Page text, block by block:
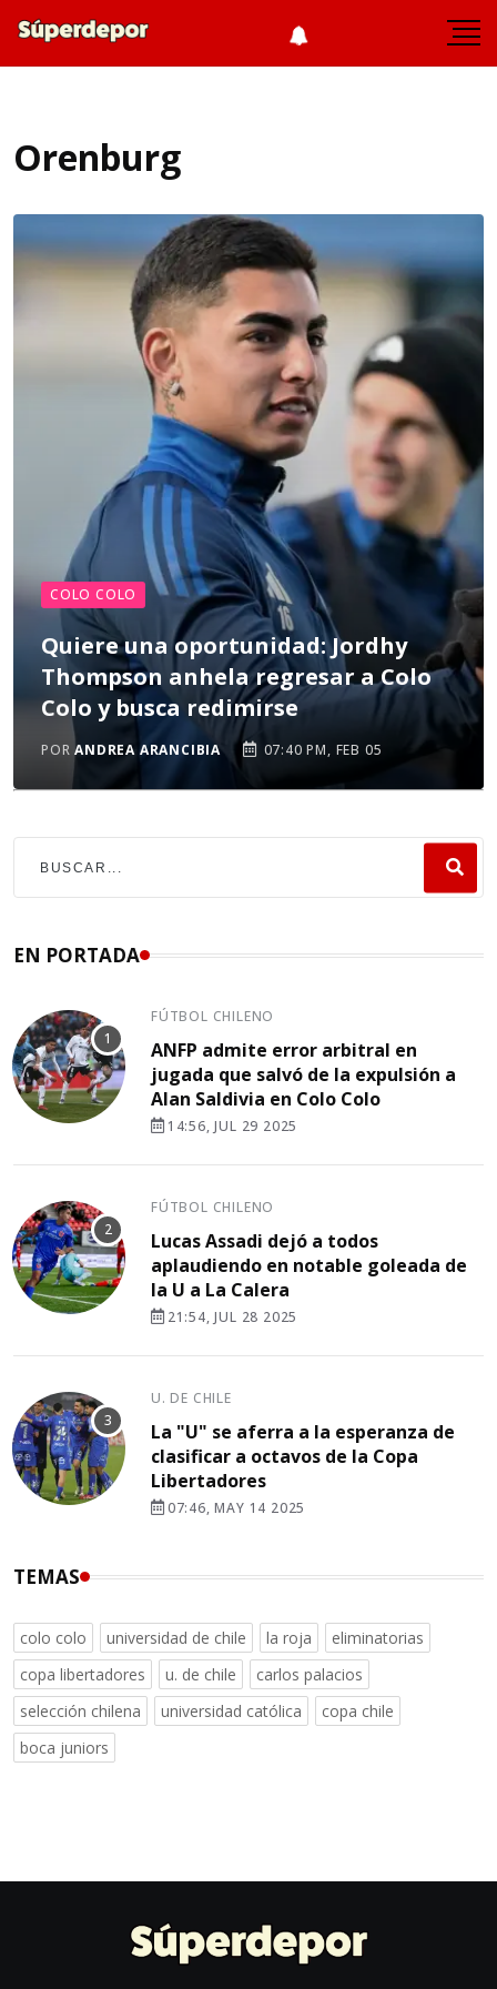
Orenburg
COLO COLO
Quiere una oportunidad: Jordhy
Thompson anhela regresar a Colo
Colo y busca redimirse
PORANDREA ARANCIBIA 07:40 PM, FEB 05
EN PORTADA
FÚTBOL CHILENO
ANFP admite error arbitral en
jugada que salvó de la expulsión a
Alan Saldivia en Colo Colo
14:56, JUL 29 2025
FÚTBOL CHILENO
Lucas Assadi dejó a todos
aplaudiendo en notable goleada de
la U a La Calera
21:54, JUL 28 2025
U. DE CHILE
La "U" se aferra a la esperanza de
clasificar a octavos de la Copa
Libertadores
07:46, MAY 14 2025
TEMAS
colo colo universidad de chile la roja
eliminatorias
copa libertadores
u. de chile
carlos palacios
selección chilena
universidad católica
copa chile
boca juniors